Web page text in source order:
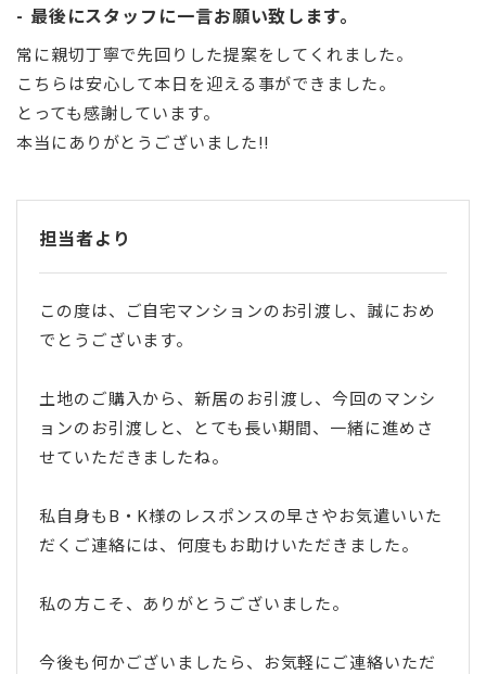
最後にスタッフに一言お願い致します。
常に親切丁寧で先回りした提案をしてくれました。
こちらは安心して本日を迎える事ができました。
とっても感謝しています。
本当にありがとうございました!!
担当者より
この度は、ご自宅マンションのお引渡し、誠におめ
でとうございます。
土地のご購入から、新居のお引渡し、今回のマンシ
ョンのお引渡しと、とても長い期間、一緒に進めさ
せていただきましたね。
私自身もB・K様のレスポンスの早さやお気遣いいた
だくご連絡には、何度もお助けいただきました。
私の方こそ、ありがとうございました。
今後も何かございましたら、お気軽にご連絡いただ